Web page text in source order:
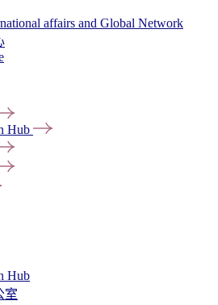
affairs and Global Network
Hub
Hub
室